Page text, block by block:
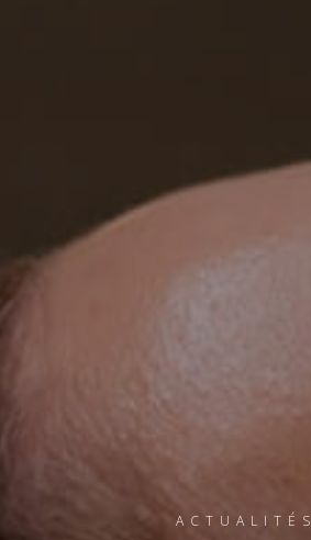
ACTUALITÉS